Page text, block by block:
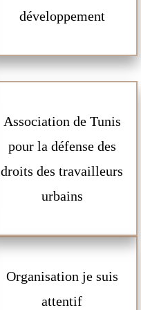
développement
Association de Tunis
pour la défense des
droits des travailleurs
urbains
Organisation je suis
attentif